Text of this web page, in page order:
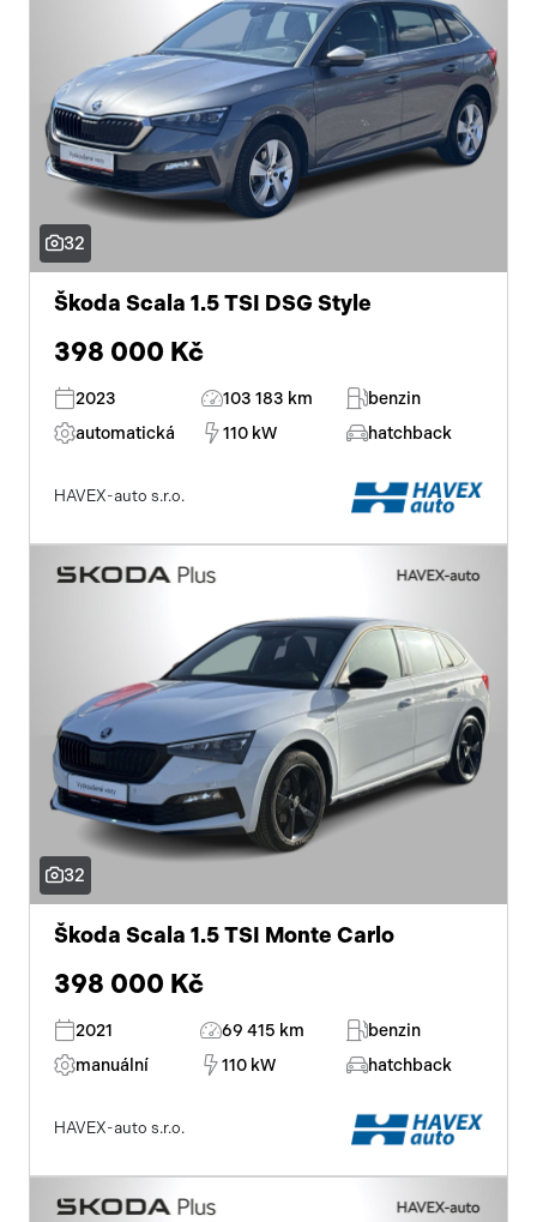
32
Škoda Scala 1.5 TSI DSG Style
398 000 Kč
2023 103 183 km
benzin
automatická
110 kW hatchback
HAVEX-auto s.r.o.
32
Škoda Scala 1.5 TSI Monte Carlo
398 000 Kč
2021 69 415 km
benzin
manuální
110 kW hatchback
HAVEX-auto s.r.o.